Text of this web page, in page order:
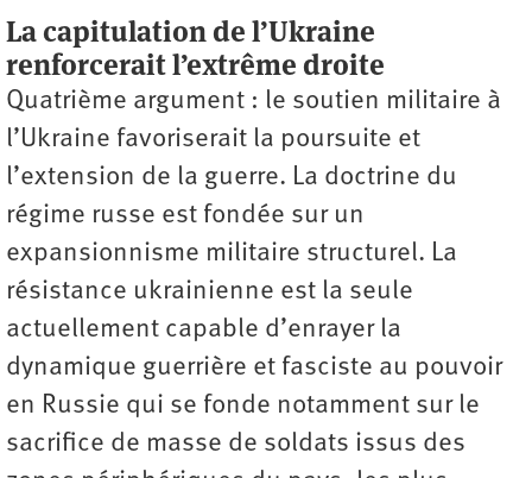
La capitulation de l’Ukraine
renforcerait l’extrême droite
Quatrième argument : le soutien militaire à
l’Ukraine favoriserait la poursuite et
l’extension de la guerre. La doctrine du
régime russe est fondée sur un
expansionnisme militaire structurel. La
résistance ukrainienne est la seule
actuellement capable d’enrayer la
dynamique guerrière et fasciste au pouvoir
en Russie qui se fonde notamment sur le
sacrifice de masse de soldats issus des